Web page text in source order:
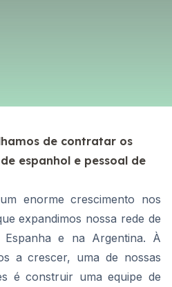
de contratar os
espanhol e pessoal de
enorme crescimento nos
expandimos nossa rede de
Espanha e na Argentina. À
a crescer, uma de nossas
é construir uma equipe de